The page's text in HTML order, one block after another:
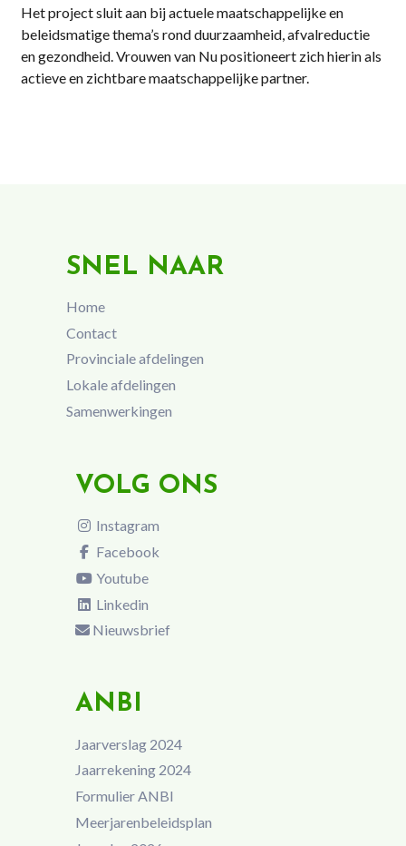
Het project sluit aan bij actuele maatschappelijke en
beleidsmatige thema’s rond duurzaamheid, afvalreductie
en gezondheid. Vrouwen van Nu positioneert zich hierin als
actieve en zichtbare maatschappelijke partner.
SNEL NAAR
Home
Contact
Provinciale afdelingen
Lokale afdelingen
Samenwerkingen
VOLG ONS
Instagram
Facebook
Youtube
Linkedin
Nieuwsbrief
ANBI
Jaarverslag 2024
Jaarrekening 2024
Formulier ANBI
Meerjarenbeleidsplan